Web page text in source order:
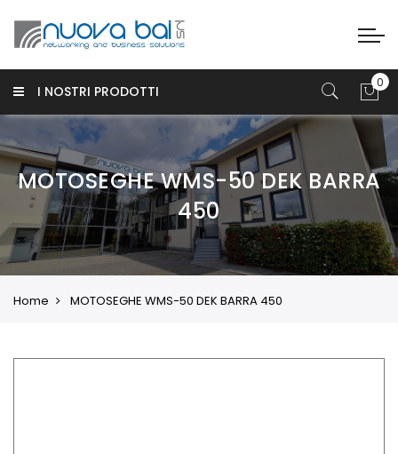
I NOSTRI PRODOTTI
MOTOSEGHE WMS-50 DEK BARRA
450
Home MOTOSEGHE WMS-50 DEK BARRA 450